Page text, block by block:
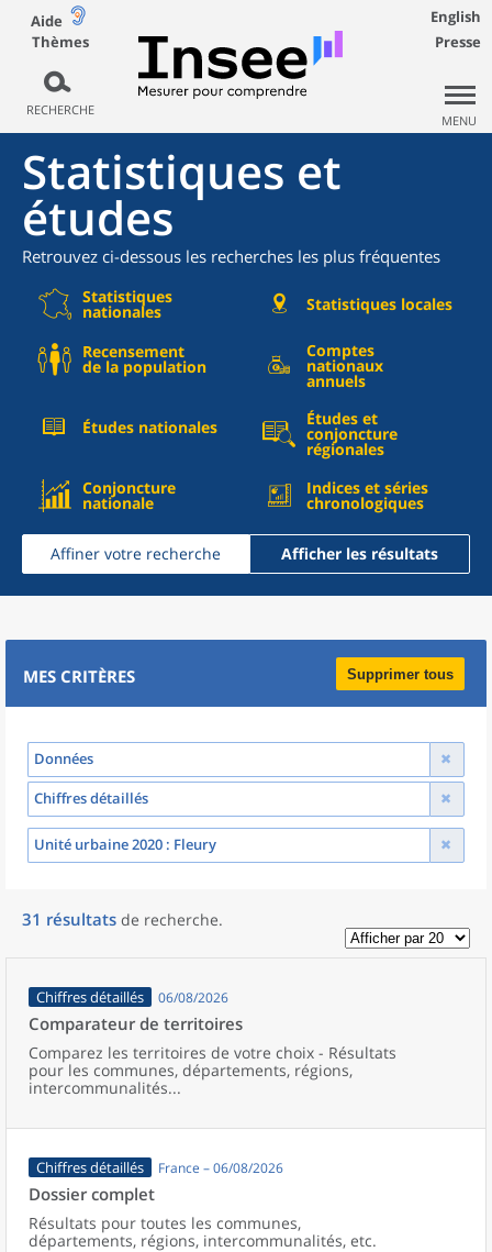
Aide
Thèmes
RECHERCHE
English
Presse
MENU
Statistiques et
études
Retrouvez ci-dessous les recherches les plus fréquentes
Statistiques
nationales Statistiques locales
Recensement
de la population
Comptes
nationaux
annuels
Études nationales Études et
conjoncture
régionales
Conjoncture
nationale
Indices et séries
chronologiques
Affiner votre recherche Afficher les résultats
MES CRITÈRES Supprimer tous
Données
Chiffres détaillés
Unité urbaine 2020 : Fleury
31 résultats de recherche.
Chiffres détaillés 06/08/2026
Comparateur de territoires
Comparez les territoires de votre choix - Résultats
pour les communes, départements, régions,
intercommunalités...
Chiffres détaillés France – 06/08/2026
Dossier complet
Résultats pour toutes les communes,
départements, régions, intercommunalités, etc.